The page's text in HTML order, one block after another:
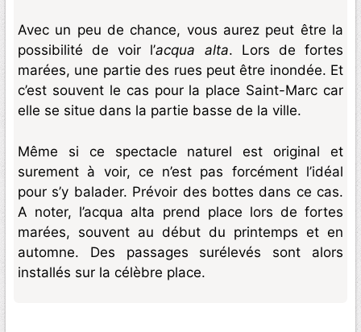
Avec un peu de chance, vous aurez peut être la
possibilité de voir l’acqua alta. Lors de fortes
marées, une partie des rues peut être inondée. Et
c’est souvent le cas pour la place Saint-Marc car
elle se situe dans la partie basse de la ville.
Même si ce spectacle naturel est original et
surement à voir, ce n’est pas forcément l’idéal
pour s’y balader. Prévoir des bottes dans ce cas.
A noter, l’acqua alta prend place lors de fortes
marées, souvent au début du printemps et en
automne. Des passages surélevés sont alors
installés sur la célèbre place.